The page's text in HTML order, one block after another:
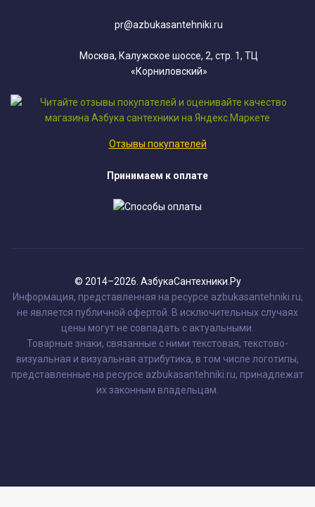
pr@azbukasantehniki.ru
Москва, Калужское шоссе, 2, стр. 1, ТЦ
«Корниловский»
Отзывы покупателей
Принимаем к оплате
© 2014–2026. АзбукаСантехники.Ру
Информация, представленная на ресурсе azbukasantehniki.ru,
не является публичной офертой. В исключительных случаях
цены могут не совпадать с актуальными.
Товарные знаки, связанные с ними текстовая, текстово-
визуальная и визуальная атрибутика, в том числе логотипы,
представленные на ресурсе azbukasantehniki.ru, принадлежат
их законным владельцам.